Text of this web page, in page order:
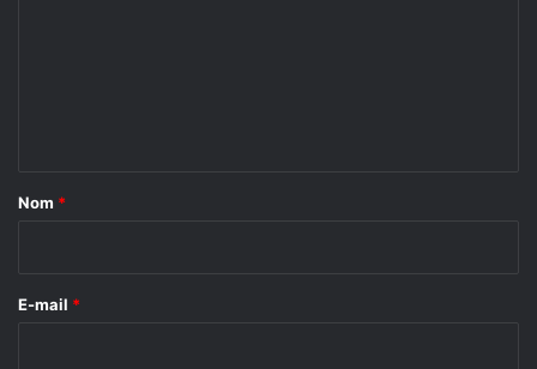
a
e
Nom *
E-mail *